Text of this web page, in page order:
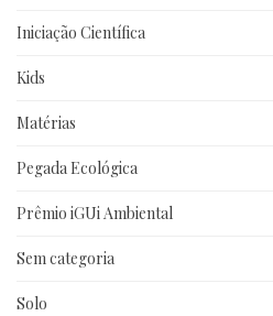
Iniciação Científica
Kids
Matérias
Pegada Ecológica
Prêmio iGUi Ambiental
Sem categoria
Solo